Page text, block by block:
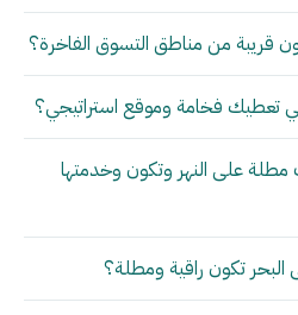
قريبة من مناطق التسوق الفاخرة؟
تعطيك فخامة وموقع استراتيجي؟
على النهر وتكون وخدمتها
تكون راقية ومطلة؟